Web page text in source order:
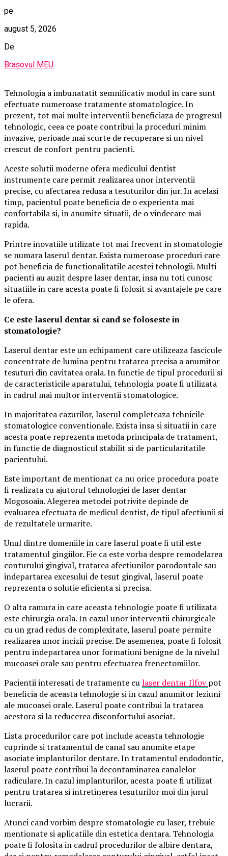
pe
august 5, 2026
De
Brașovul MEU
Tehnologia a imbunatatit semnificativ modul in care sunt
efectuate numeroase tratamente stomatologice. In
prezent, tot mai multe interventii beneficiaza de progresul
tehnologic, ceea ce poate contribui la proceduri minim
invazive, perioade mai scurte de recuperare si un nivel
crescut de confort pentru pacienti.
Aceste solutii moderne ofera medicului dentist
instrumente care permit realizarea unor interventii
precise, cu afectarea redusa a tesuturilor din jur. In acelasi
timp, pacientul poate beneficia de o experienta mai
confortabila si, in anumite situatii, de o vindecare mai
rapida.
Printre inovatiile utilizate tot mai frecvent in stomatologie
se numara laserul dentar. Exista numeroase proceduri care
pot beneficia de functionalitatile acestei tehnologii. Multi
pacienti au auzit despre laser dentar, insa nu toti cunosc
situatiile in care acesta poate fi folosit si avantajele pe care
le ofera.
Ce este laserul dentar si cand se foloseste in
stomatologie?
Laserul dentar este un echipament care utilizeaza fascicule
concentrate de lumina pentru tratarea precisa a anumitor
tesuturi din cavitatea orala. In functie de tipul procedurii si
de caracteristicile aparatului, tehnologia poate fi utilizata
in cadrul mai multor interventii stomatologice.
In majoritatea cazurilor, laserul completeaza tehnicile
stomatologice conventionale. Exista insa si situatii in care
acesta poate reprezenta metoda principala de tratament,
in functie de diagnosticul stabilit si de particularitatile
pacientului.
Este important de mentionat ca nu orice procedura poate
fi realizata cu ajutorul tehnologiei de laser dentar
Mogosoaia. Alegerea metodei potrivite depinde de
evaluarea efectuata de medicul dentist, de tipul afectiunii si
de rezultatele urmarite.
Unul dintre domeniile in care laserul poate fi util este
tratamentul gingiilor. Fie ca este vorba despre remodelarea
conturului gingival, tratarea afectiunilor parodontale sau
indepartarea excesului de tesut gingival, laserul poate
reprezenta o solutie eficienta si precisa.
O alta ramura in care aceasta tehnologie poate fi utilizata
este chirurgia orala. In cazul unor interventii chirurgicale
cu un grad redus de complexitate, laserul poate permite
realizarea unor incizii precise. De asemenea, poate fi folosit
pentru indepartarea unor formatiuni benigne de la nivelul
mucoasei orale sau pentru efectuarea frenectomiilor.
Pacientii interesati de tratamente culaser dentar Ilfovpot
beneficia de aceasta tehnologie si in cazul anumitor leziuni
ale mucoasei orale. Laserul poate contribui la tratarea
acestora si la reducerea disconfortului asociat.
Lista procedurilor care pot include aceasta tehnologie
cuprinde si tratamentul de canal sau anumite etape
asociate implanturilor dentare. In tratamentul endodontic,
laserul poate contribui la decontaminarea canalelor
radiculare. In cazul implanturilor, acesta poate fi utilizat
pentru tratarea si intretinerea tesuturilor moi din jurul
lucrarii.
Atunci cand vorbim despre stomatologie cu laser, trebuie
mentionate si aplicatiile din estetica dentara. Tehnologia
poate fi folosita in cadrul procedurilor de albire dentara,